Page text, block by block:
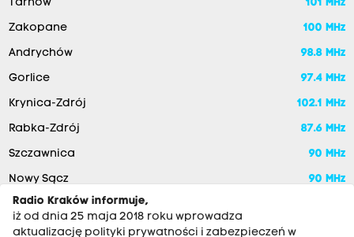
Tarnów 101 MHz
Zakopane 100 MHz
Andrychów 98.8 MHz
Gorlice 97.4 MHz
Krynica-Zdrój 102.1 MHz
Rabka-Zdrój 87.6 MHz
Szczawnica 90 MHz
Nowy Sącz
90 MHz
Radio Kraków informuje,
iż od dnia 25 maja 2018 roku wprowadza
aktualizację polityki prywatności i zabezpieczeń w